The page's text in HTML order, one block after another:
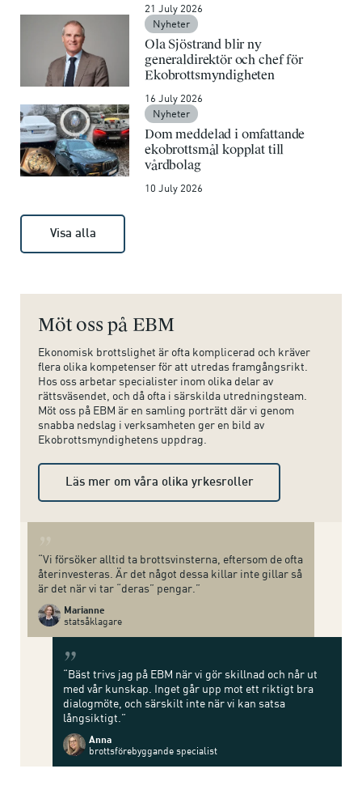
21 July 2026
Nyheter
Ola Sjöstrand blir ny
generaldirektör och chef för
Ekobrottsmyndigheten
16 July 2026
Nyheter
Dom meddelad i omfattande
ekobrottsmål kopplat till
vårdbolag
10 July 2026
Visa alla
Möt oss på EBM
Ekonomisk brottslighet är ofta komplicerad och kräver
flera olika kompetenser för att utredas framgångsrikt.
Hos oss arbetar specialister inom olika delar av
rättsväsendet, och då ofta i särskilda utredningsteam.
Möt oss på EBM är en samling porträtt där vi genom
snabba nedslag i verksamheten ger en bild av
Ekobrottsmyndighetens uppdrag.
Läs mer om våra olika yrkesroller
”
“Vi försöker alltid ta brottsvinsterna, eftersom de ofta
återinvesteras. Är det något dessa killar inte gillar så
är det när vi tar “deras” pengar.”
Marianne
statsåklagare
”
“Bäst trivs jag på EBM när vi gör skillnad och når ut
med vår kunskap. Inget går upp mot ett riktigt bra
dialogmöte, och särskilt inte när vi kan satsa
långsiktigt.”
Anna
brottsförebyggande specialist